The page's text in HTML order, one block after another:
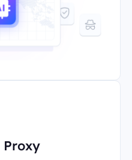
Proxy